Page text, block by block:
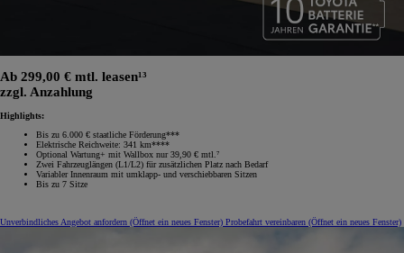
Ab 299,00 € mtl. leasen¹³
zzgl. Anzahlung
Highlights:
Bis zu 6.000 € staatliche Förderung***
Elektrische Reichweite: 341 km****
Optional Wartung+ mit Wallbox nur 39,90 € mtl.⁷
Zwei Fahrzeuglängen (L1/L2) für zusätzlichen Platz nach Bedarf
Variabler Innenraum mit umklapp‑ und verschiebbaren Sitzen
Bis zu 7 Sitze
Unverbindliches Angebot anfordern (Öffnet ein neues Fenster) Probefahrt vereinbaren (Öffnet ein neues Fenster)